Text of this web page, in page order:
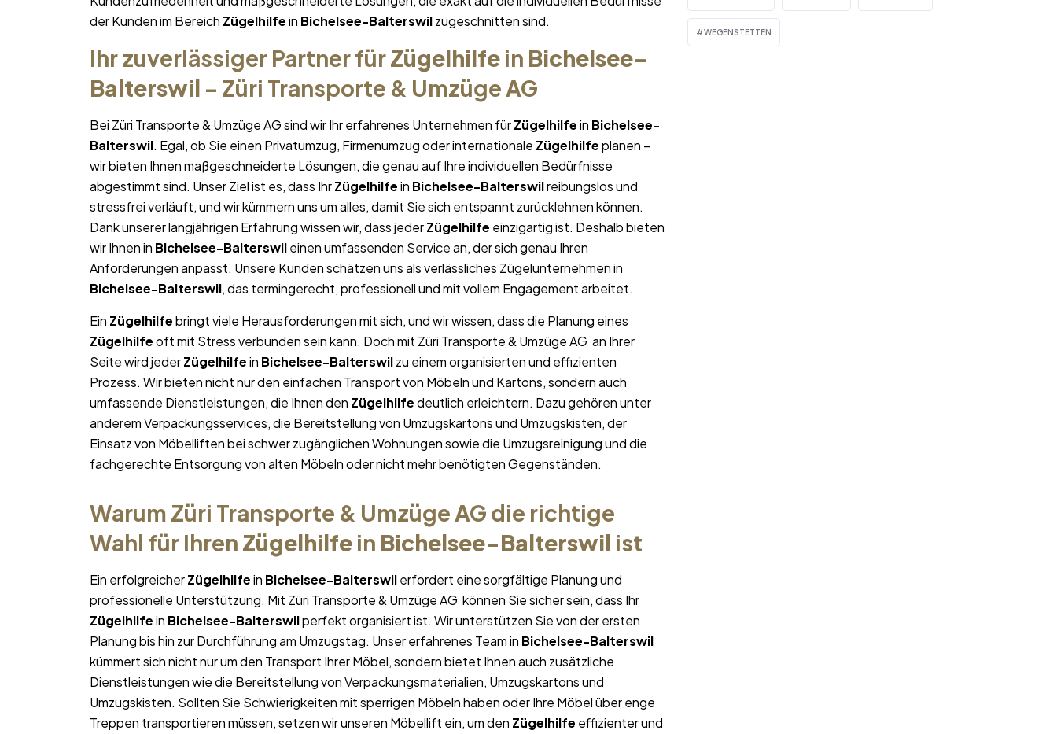
der Kunden im Bereich Zügelhilfein Bichelsee-Balterswilzugeschnitten sind.
Ihr zuverlässiger Partner fürZügelhilfe in Bichelsee-
Balterswil – Züri Transporte & Umzüge AG
Bei Züri Transporte & Umzüge AG sind wir Ihr erfahrenes Unternehmen fürZügelhilfein Bichelsee-
Balterswil. Egal, ob Sie einen Privatumzug, Firmenumzug oder internationale Zügelhilfeplanen –
wir bieten Ihnen maßgeschneiderte Lösungen, die genau auf Ihre individuellen Bedürfnisse
abgestimmt sind. Unser Ziel ist es, dass IhrZügelhilfein Bichelsee-Balterswilreibungslos und
stressfrei verläuft, und wir kümmern uns um alles, damit Sie sich entspannt zurücklehnen können.
Dank unserer langjährigen Erfahrung wissen wir, dass jederZügelhilfe einzigartig ist. Deshalb bieten
wir Ihnen in Bichelsee-Balterswileinen umfassenden Service an, der sich genau Ihren
Anforderungen anpasst. Unsere Kunden schätzen uns als verlässliches Zügelunternehmen in
Bichelsee-Balterswil, das termingerecht, professionell und mit vollem Engagement arbeitet.
Ein Zügelhilfebringt viele Herausforderungen mit sich, und wir wissen, dass die Planung eines
Zügelhilfeoft mit Stress verbunden sein kann. Doch mit Züri Transporte & Umzüge AG an Ihrer
Seite wird jederZügelhilfein Bichelsee-Balterswilzu einem organisierten und effizienten
Prozess. Wir bieten nicht nur den einfachen Transport von Möbeln und Kartons, sondern auch
umfassende Dienstleistungen, die Ihnen den Zügelhilfedeutlich erleichtern. Dazu gehören unter
anderem Verpackungsservices, die Bereitstellung von Umzugskartons und Umzugskisten, der
Einsatz von Möbelliften bei schwer zugänglichen Wohnungen sowie die Umzugsreinigung und die
fachgerechte Entsorgung von alten Möbeln oder nicht mehr benötigten Gegenständen.
Warum Züri Transporte & Umzüge AG die richtige
Wahl für Ihren Zügelhilfe in Bichelsee-Balterswil ist
Ein erfolgreicherZügelhilfein Bichelsee-Balterswilerfordert eine sorgfältige Planung und
professionelle Unterstützung. Mit Züri Transporte & Umzüge AG können Sie sicher sein, dass Ihr
Zügelhilfein Bichelsee-Balterswilperfekt organisiert ist. Wir unterstützen Sie von der ersten
Planung bis hin zur Durchführung am Umzugstag. Unser erfahrenes Team in Bichelsee-Balterswil
kümmert sich nicht nur um den Transport Ihrer Möbel, sondern bietet Ihnen auch zusätzliche
Dienstleistungen wie die Bereitstellung von Verpackungsmaterialien, Umzugskartons und
Umzugskisten. Sollten Sie Schwierigkeiten mit sperrigen Möbeln haben oder Ihre Möbel über enge
Treppen transportieren müssen, setzen wir unseren Möbellift ein, um den Zügelhilfe effizienter und
WEGENSTETTEN